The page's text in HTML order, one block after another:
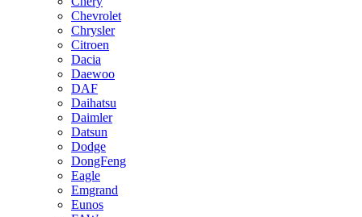
Chevrolet
Chrysler
Citroen
Dacia
Daewoo
DAF
Daihatsu
Daimler
Datsun
Dodge
DongFeng
Eagle
Emgrand
Eunos